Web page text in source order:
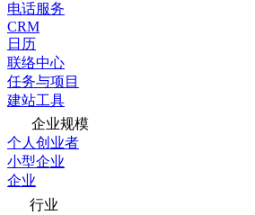
电话服务
CRM
日历
联络中心
任务与项目
建站工具
企业规模
个人创业者
小型企业
企业
行业